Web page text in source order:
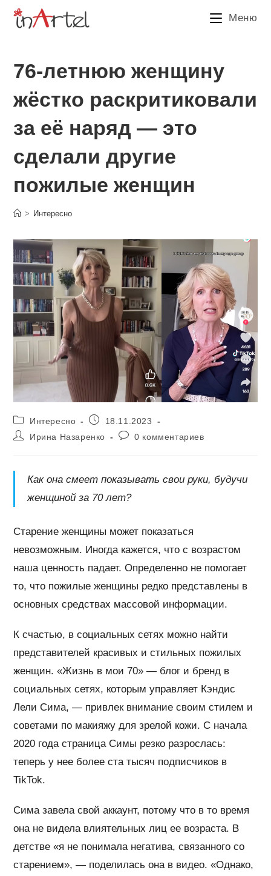
Перейти
Меню
76-летнюю женщину
жёстко раскритиковали
за её наряд — это
сделали другие
пожилые женщин
> Интересно
Рубрика
записи:
Интересно
Запись
опубликована:
18.11.2023
АвторИрина Назаренко
Комментарии
0 комментариев
Как она смеет показывать свои руки, будучи
женщиной за 70 лет?
Старение женщины может показаться
невозможным. Иногда кажется, что с возрастом
наша ценность падает. Определенно не помогает
то, что пожилые женщины редко представлены в
основных средствах массовой информации.
К счастью, в социальных сетях можно найти
представителей красивых и стильных пожилых
женщин. «Жизнь в мои 70» — блог и бренд в
социальных сетях, которым управляет Кэндис
Лели Сима, — привлек внимание своим стилем и
советами по макияжу для зрелой кожи. С начала
2020 года страница Симы резко разрослась:
теперь у нее более ста тысяч подписчиков в
TikTok.
Сима завела свой аккаунт, потому что в то время
она не видела влиятельных лиц ее возраста. В
детстве «я не понимала негатива, связанного со
старением», — поделилась она в видео. «Однако,